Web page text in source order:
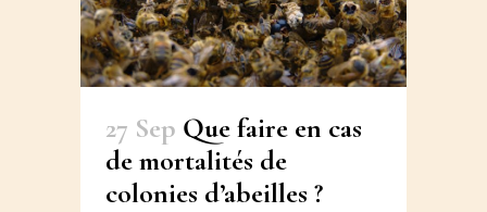
27 Sep Que faire en cas
de mortalités de
colonies d’abeilles ?